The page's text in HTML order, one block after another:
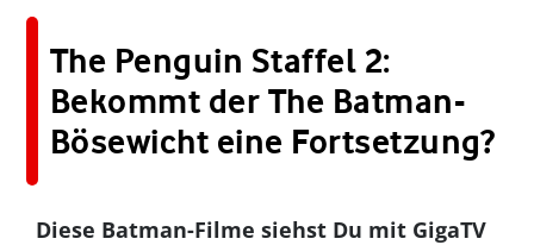
The Penguin Staffel 2:
Bekommt der The Batman-
Bösewicht eine Fortsetzung?
Diese Batman-Filme siehst Du mit GigaTV